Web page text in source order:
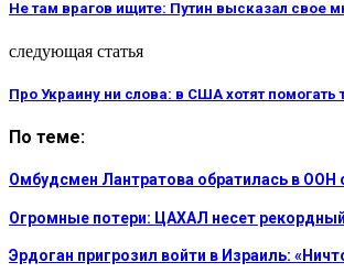
Не там врагов ищите: Путин высказал свое
следующая статья
Про Украину ни слова: в США хотят помогать
По теме:
Омбудсмен Лантратова обратилась в
Огромные потери: ЦАХАЛ несет рекордный
Эрдоган пригрозил войти в Израиль: